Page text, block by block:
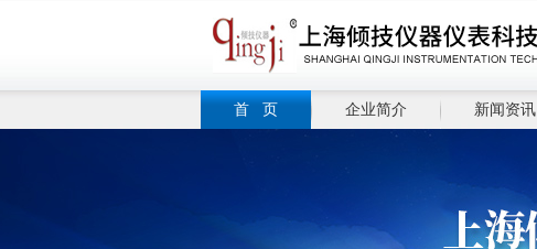
首 页 企业简介 新闻资讯